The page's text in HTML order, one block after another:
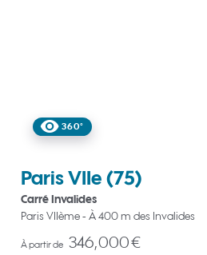
360°
Paris VIIe (75)
Carré Invalides
Paris VIIème - À 400 m des Invalides
À partir de 346,000 €